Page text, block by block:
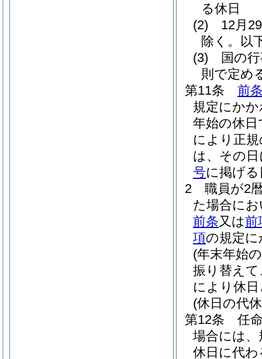
る休日
(2)
12月
除く。以
(3)
国の
則で定め
第11条
前
規定にか
年始の休
により正
は、その
号に掲げ
2
職員が2
た場合に
前条又は前
項の規定
(年末年始
振り替え
により休
(休日の代
第12条
任
場合には
休日に代わ